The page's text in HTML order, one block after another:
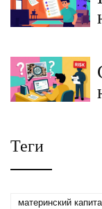
Теги
материнский